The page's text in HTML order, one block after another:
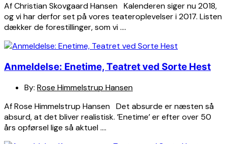
Af Christian Skovgaard Hansen Kalenderen siger nu 2018,
og vi har derfor set på vores teateroplevelser i 2017. Listen
dækker de forestillinger, som vi ….
Anmeldelse: Enetime, Teatret ved Sorte Hest
By: Rose Himmelstrup Hansen
Af Rose Himmelstrup Hansen Det absurde er næsten så
absurd, at det bliver realistisk. ’Enetime’ er efter over 50
års opførsel lige så aktuel ….